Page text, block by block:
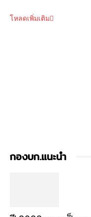
โหลดเพิ่มเติม
กองบก.แนะนำ